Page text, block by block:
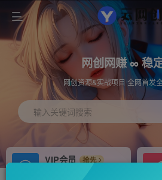
网创网赚 ∞ 稳
网创资源&实战项目 全网首发
输入关键词搜索
VIP会员
抢先
免费下载全站资源